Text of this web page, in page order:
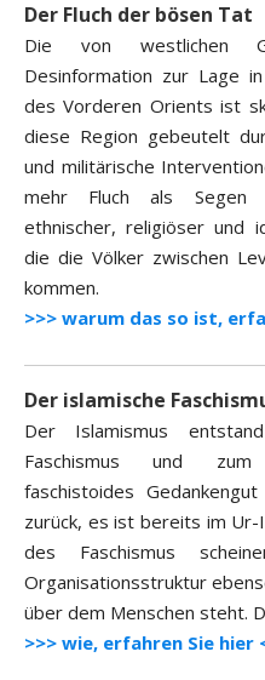
Der Fluch der bösen Tat
Die von westlichen
Desinformation zur Lage
des Vorderen Orients ist
diese Region gebeutelt
und militärische
mehr Fluch als Segen
ethnischer, religiöser und
die die Völker zwischen
kommen.
>>> warum das so ist,
Der islamische
Der Islamismus
Faschismus und zum
faschistoides
zurück, es ist bereits im Ur-
des Faschismus
Organisationsstruktur
über dem Menschen steht.
>>> wie, erfahren Sie hier